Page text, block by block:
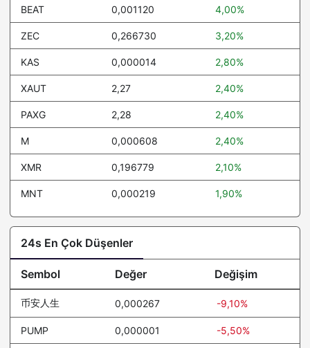
BEAT 0,001120 4,00%
ZEC 0,266730 3,20%
KAS 0,000014 2,80%
XAUT 2,27 2,40%
PAXG 2,28 2,40%
M 0,000608 2,40%
XMR 0,196779 2,10%
MNT 0,000219 1,90%
24s En Çok Düşenler
Sembol Değer Değişim
币安人生 0,000267 -9,10%
PUMP 0,000001 -5,50%